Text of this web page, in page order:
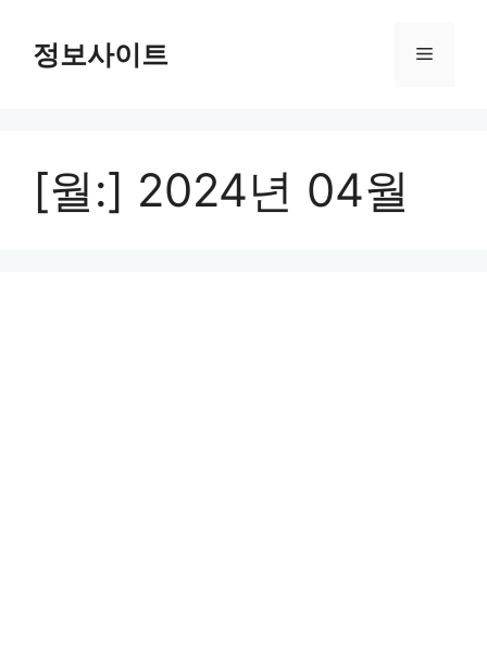
content정보사이트 Menu
[월:] 2024년 04월